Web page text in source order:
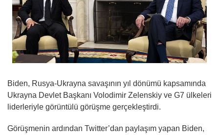
Biden, Rusya-Ukrayna savaşının yıl dönümü kapsamında
Ukrayna Devlet Başkanı Volodimir Zelenskiy ve G7 ülkeleri
liderleriyle görüntülü görüşme gerçekleştirdi.
Görüşmenin ardından Twitter’dan paylaşım yapan Biden,